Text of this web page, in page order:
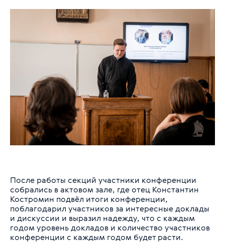
После работы секций участники конференции
собрались в актовом зале, где отец Константин
Костромин подвёл итоги конференции,
поблагодарил участников за интересные доклады
и дискуссии и выразил надежду, что с каждым
годом уровень докладов и количество участников
конференции с каждым годом будет расти.